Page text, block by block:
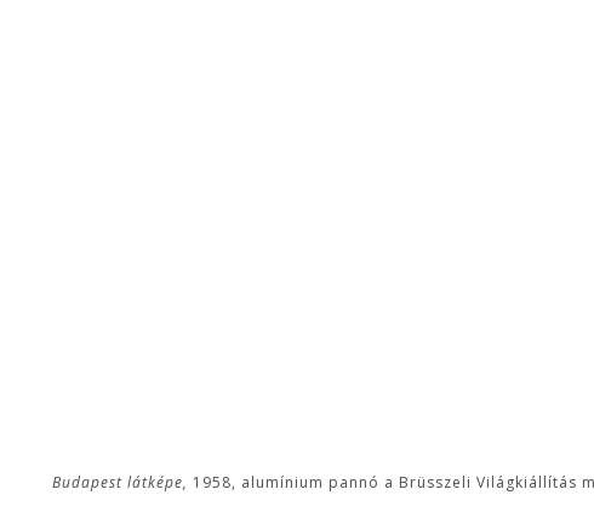
Budapest látképe, 1958, alumínium pannó a Brüsszeli Világkiállítás